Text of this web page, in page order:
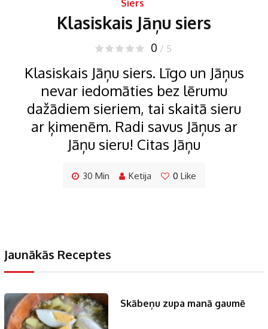
Siers
Klasiskais Jāņu siers
0 / 5
Klasiskais Jāņu siers. Līgo un Jāņus
nevar iedomāties bez lērumu
dažādiem sieriem, tai skaitā sieru
ar ķimenēm. Radi savus Jāņus ar
Jāņu sieru! Citas Jāņu
30 Min Ketija 0 Like
Jaunākās Receptes
Skābeņu zupa manā gaumē